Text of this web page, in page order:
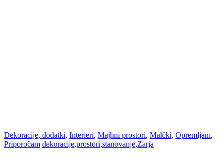
Dekoracije, dodatki, Interieri, Majhni prostori, Malčki, Opremljam,
Priporočam dekoracije,prostori,stanovanje,Zarja